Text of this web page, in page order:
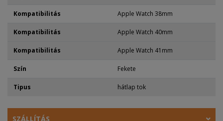
Kompatibilitás Apple Watch 38mm
Kompatibilitás Apple Watch 40mm
Kompatibilitás Apple Watch 41mm
Szín Fekete
Tipus hátlap tok
SZÁLLÍTÁS